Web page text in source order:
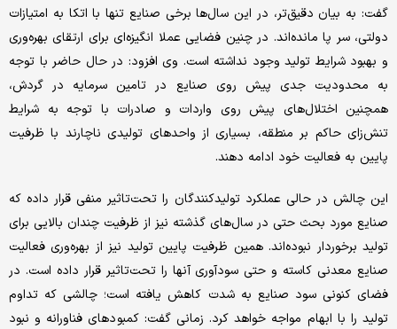
گفت: به بیان دقیق‌تر، در این سال‌ها برخی صنایع تنها با اتکا به امتیازات
دولتی، سر پا مانده‌اند. در چنین فضایی عملا انگیزه‌ای برای ارتقای بهره‌وری
و بهبود شرایط تولید وجود نداشته است. وی افزود: در حال حاضر با توجه
به محدودیت جدی پیش روی صنایع در تامین سرمایه در گردش،
همچنین اختلال‌های پیش روی واردات و صادرات با توجه به شرایط
تنش‌زای حاکم بر منطقه، بسیاری از واحدهای تولیدی ناچارند با ظرفیت
پایین به فعالیت خود ادامه دهند.
این چالش در حالی عملکرد تولیدکنندگان را تحت‌تاثیر منفی قرار داده که
صنایع مورد بحث حتی در سال‌های گذشته نیز از ظرفیت چندان بالایی برای
تولید برخوردار نبوده‌اند. همین ظرفیت پایین تولید نیز از بهره‌وری فعالیت
صنایع معدنی کاسته و حتی سودآوری آنها را تحت‌تاثیر قرار داده است. در
فضای کنونی سود صنایع به شدت کاهش یافته است؛ چالشی که تداوم
تولید را با ابهام مواجه خواهد کرد. زمانی گفت: کمبودهای فناورانه و نبود